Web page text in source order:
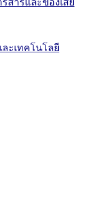
สารและของเสีย
ะเทคโนโลยี